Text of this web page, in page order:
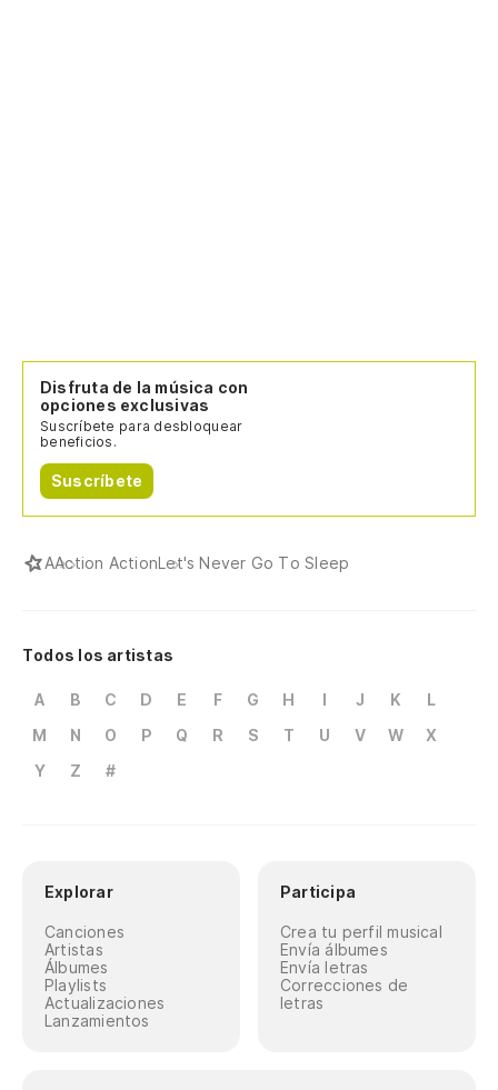
Disfruta de la música con
opciones exclusivas
Suscríbete para desbloquear
beneficios.
Suscríbete
AAction ActionLet's Never Go To Sleep
Todos los artistas
A B C D E F G H I J K
L
M
N O P Q R S T U V W
X
Y
Z #
Explorar
Canciones
Artistas
Álbumes
Playlists
Actualizaciones
Lanzamientos
Participa
Crea tu perfil musical
Envía álbumes
Envía letras
Correcciones de
letras